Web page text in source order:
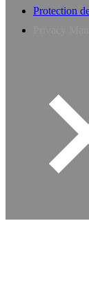
Protection